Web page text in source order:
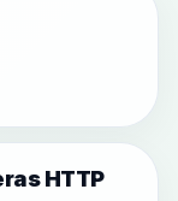
HTTP